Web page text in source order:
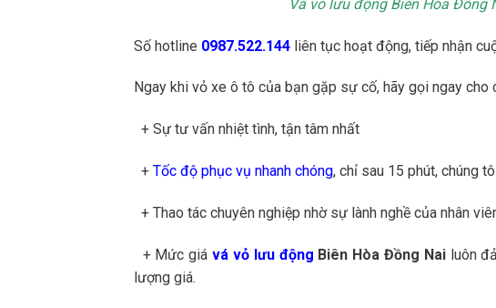
Vá vỏ lưu động Biên Hòa Đồng
Số hotline 0987.522.144 liên tục hoạt động, tiếp nhận
Ngay khi vỏ xe ô tô của bạn gặp sự cố, hãy gọi ngay cho
+ Sự tư vấn nhiệt tình, tận tâm nhất
+ Tốc độ phục vụ nhanh chóng, chỉ sau 15 phút, chúng
+ Thao tác chuyên nghiệp nhờ sự lành nghề của nhân
+ Mức giává vỏ lưu động Biên Hòa Đồng Nailuôn
lượng giá.